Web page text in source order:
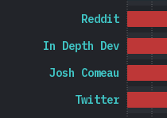
Twitter
Josh Comeau
In Depth Dev
Reddit